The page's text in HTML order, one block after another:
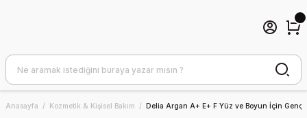
Anasayfa Kozmetik & Kişisel Bakım Delia Argan A+ E+ F Yüz ve Boyun İçin